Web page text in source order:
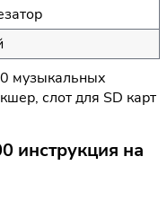
музыкальных
слот для SD карт
инструкция на